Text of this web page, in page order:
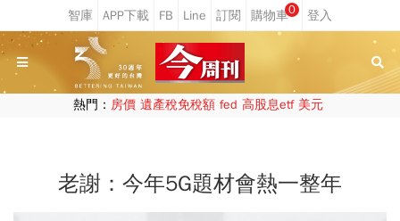
0
熱門： 房價 遺產稅免稅額 fed 高股息etf 美元
老謝：今年5G題材會熱一整年